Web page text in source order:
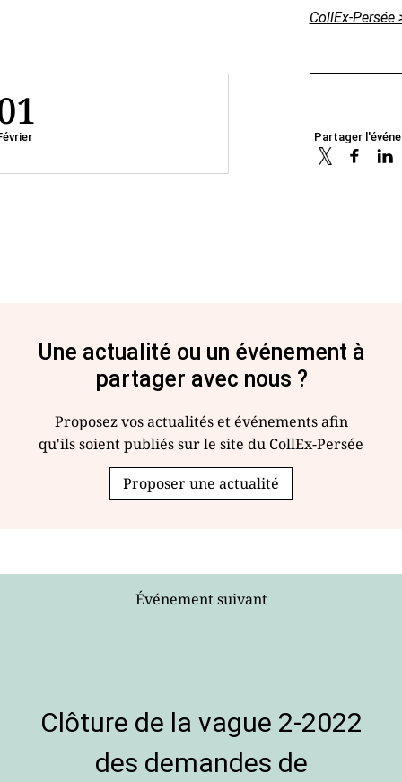
CollEx-Persée
Partager
Une actualité ou un événement à
partager avec nous ?
Proposez vos actualités et événements afin
qu'ils soient publiés sur le site du CollEx-Persée
Proposer une actualité
Événement suivant
Clôture de la vague 2-2022
des demandes de